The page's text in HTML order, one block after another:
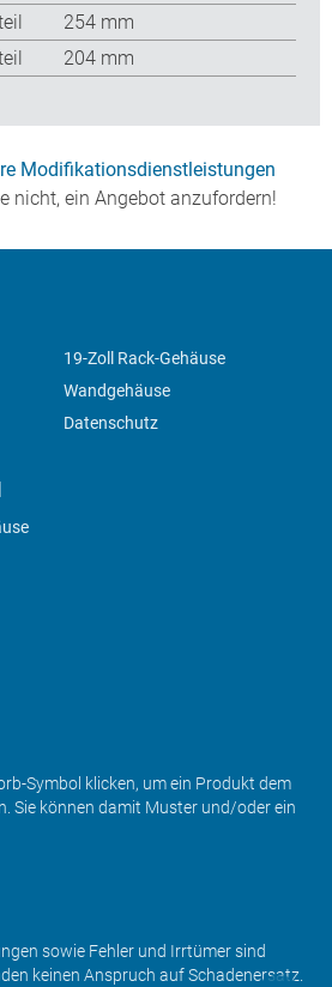
254 mm
204 mm
Modifikationsdienstleistungen
nicht, ein Angebot anzufordern!
19-Zoll Rack-Gehäuse
Wandgehäuse
Datenschutz
Symbol klicken, um ein Produkt dem
Sie können damit Muster und/oder ein
sowie Fehler und Irrtümer sind
keinen Anspruch auf Schadenersatz.